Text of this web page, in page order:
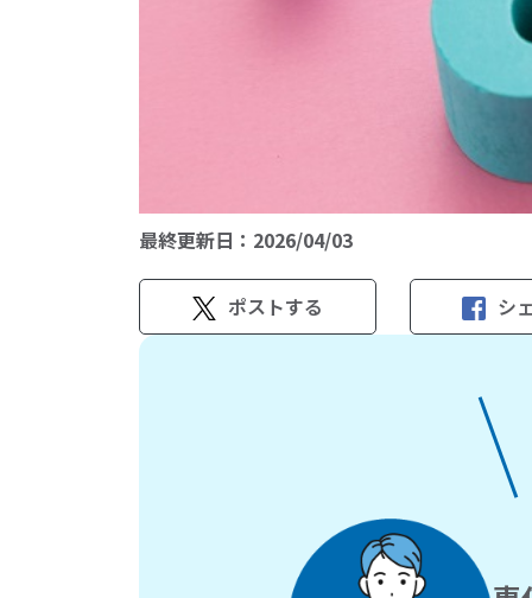
最終更新日： 2026/04/03
ポストする シ